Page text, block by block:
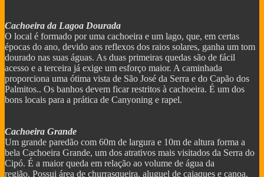
Cachoeira da Lagoa Dourada
O local é formado por uma cachoeira e um lago, que, em certas
épocas do ano, devido aos reflexos dos raios solares, ganha um tom
dourado nas suas águas. As duas primeiras quedas são de fácil
acesso e a terceira já exige um esforço maior. A caminhada
proporciona uma ótima vista de São José da Serra e do Capão dos
Palmitos.. Os banhos devem ficar restritos à cachoeira. É um dos
bons locais para a prática de Canyoning e rapel.
Cachoeira Grande
Um grande paredão com 60m de largura e 10m de altura forma a
bela Cachoeira Grande, um dos atrativos mais visitados da Serra do
Cipó. É a maior queda em relação ao volume de água da
região. Possui área de churrasqueira, aluguel de caiaques e canoa.